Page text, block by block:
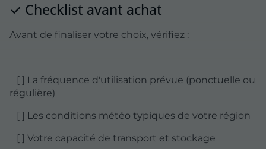
✓ Checklist avant achat
Avant de finaliser votre choix, vérifiez :
[ ] La fréquence d'utilisation prévue (ponctuelle ou
régulière)
[ ] Les conditions météo typiques de votre région
[ ] Votre capacité de transport et stockage